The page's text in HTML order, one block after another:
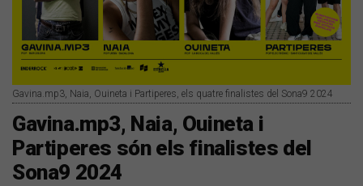
Gavina.mp3, Naia, Ouineta i Partiperes, els quatre finalistes del Sona9 2024
Gavina.mp3, Naia, Ouineta i
Partiperes són els finalistes del
Sona9 2024